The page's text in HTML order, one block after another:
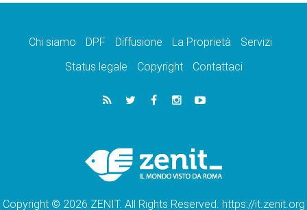
Chi siamo DPF Diffusione La Proprietà
Servizi
Status legale
Copyright Contattaci
Copyright © 2026 ZENIT. All Rights Reserved. https://it.zenit.org